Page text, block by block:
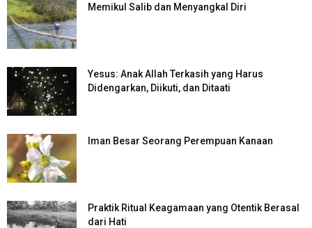
Memikul Salib dan Menyangkal Diri
Yesus: Anak Allah Terkasih yang Harus
Didengarkan, Diikuti, dan Ditaati
Iman Besar Seorang Perempuan Kanaan
Praktik Ritual Keagamaan yang Otentik Berasal
dari Hati